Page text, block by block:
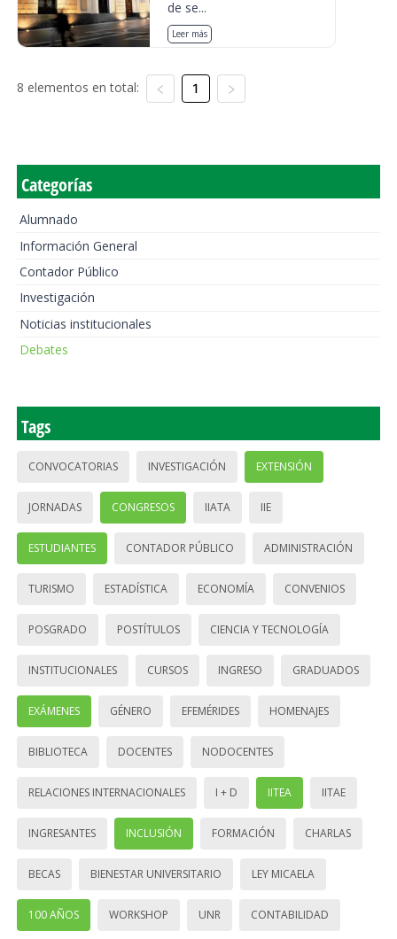
de se...
Leer más
8 elementos en total: 1
Categorías
Alumnado
Información General
Contador Público
Investigación
Noticias institucionales
Debates
Tags
CONVOCATORIAS INVESTIGACIÓN EXTENSIÓN
JORNADAS CONGRESOS IIATA IIE
ESTUDIANTES CONTADOR PÚBLICO ADMINISTRACIÓN
TURISMO ESTADÍSTICA ECONOMÍA CONVENIOS
POSGRADO POSTÍTULOS CIENCIA Y TECNOLOGÍA
INSTITUCIONALES CURSOS INGRESO GRADUADOS
EXÁMENES GÉNERO EFEMÉRIDES HOMENAJES
BIBLIOTECA DOCENTES NODOCENTES
RELACIONES INTERNACIONALES I + D IITEA IITAE
INGRESANTES INCLUSIÓN FORMACIÓN CHARLAS
BECAS BIENESTAR UNIVERSITARIO LEY MICAELA
100 AÑOS WORKSHOP UNR CONTABILIDAD